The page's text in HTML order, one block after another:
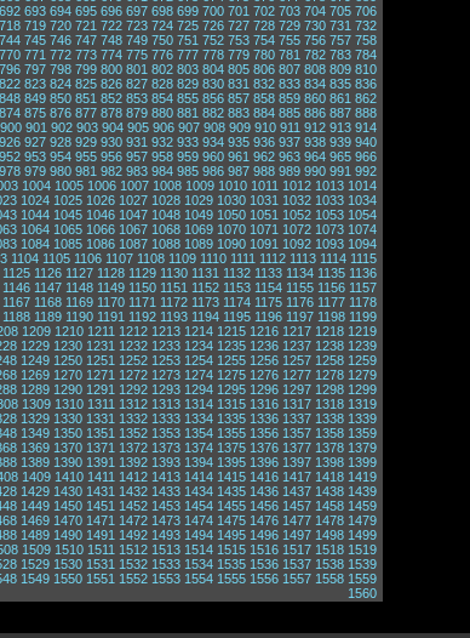
692 693 694 695 696 697 698 699 700 701 702 703 704 705 706
718 719 720 721 722 723 724 725 726 727 728 729 730 731 732
744 745 746 747 748 749 750 751 752 753 754 755 756 757 758
770 771 772 773 774 775 776 777 778 779 780 781 782 783 784
796 797 798 799 800 801 802 803 804 805 806 807 808 809 810
822 823 824 825 826 827 828 829 830 831 832 833 834 835 836
848 849 850 851 852 853 854 855 856 857 858 859 860 861 862
874 875 876 877 878 879 880 881 882 883 884 885 886 887 888
900 901 902 903 904 905 906 907 908 909 910 911 912 913 914
926 927 928 929 930 931 932 933 934 935 936 937 938 939 940
952 953 954 955 956 957 958 959 960 961 962 963 964 965 966
978 979 980 981 982 983 984 985 986 987 988 989 990 991 992
1004 1005 1006 1007 1008 1009 1010 1011 1012 1013 1014
1024 1025 1026 1027 1028 1029 1030 1031 1032 1033 1034
1044 1045 1046 1047 1048 1049 1050 1051 1052 1053 1054
1064 1065 1066 1067 1068 1069 1070 1071 1072 1073 1074
1084 1085 1086 1087 1088 1089 1090 1091 1092 1093 1094
1104 1105 1106 1107 1108 1109 1110 1111 1112 1113 1114 1115
1125 1126 1127 1128 1129 1130 1131 1132 1133 1134 1135 1136
1146 1147 1148 1149 1150 1151 1152 1153 1154 1155 1156 1157
1167 1168 1169 1170 1171 1172 1173 1174 1175 1176 1177 1178
1188 1189 1190 1191 1192 1193 1194 1195 1196 1197 1198 1199
1209 1210 1211 1212 1213 1214 1215 1216 1217 1218 1219
1229 1230 1231 1232 1233 1234 1235 1236 1237 1238 1239
1249 1250 1251 1252 1253 1254 1255 1256 1257 1258 1259
1269 1270 1271 1272 1273 1274 1275 1276 1277 1278 1279
1289 1290 1291 1292 1293 1294 1295 1296 1297 1298 1299
1309 1310 1311 1312 1313 1314 1315 1316 1317 1318 1319
1329 1330 1331 1332 1333 1334 1335 1336 1337 1338 1339
1349 1350 1351 1352 1353 1354 1355 1356 1357 1358 1359
1369 1370 1371 1372 1373 1374 1375 1376 1377 1378 1379
1389 1390 1391 1392 1393 1394 1395 1396 1397 1398 1399
1409 1410 1411 1412 1413 1414 1415 1416 1417 1418 1419
1429 1430 1431 1432 1433 1434 1435 1436 1437 1438 1439
1449 1450 1451 1452 1453 1454 1455 1456 1457 1458 1459
1469 1470 1471 1472 1473 1474 1475 1476 1477 1478 1479
1489 1490 1491 1492 1493 1494 1495 1496 1497 1498 1499
1509 1510 1511 1512 1513 1514 1515 1516 1517 1518 1519
1529 1530 1531 1532 1533 1534 1535 1536 1537 1538 1539
1549 1550 1551 1552 1553 1554 1555 1556 1557 1558 1559
1560